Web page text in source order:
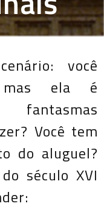
você
mas ela é
Você tem
do aluguel?
século XVI